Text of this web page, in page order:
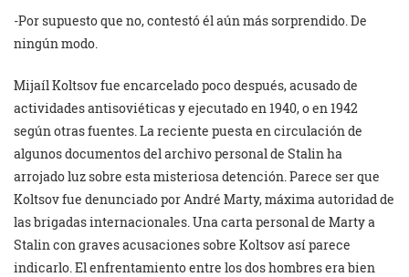
-Por supuesto que no, contestó él aún más sorprendido. De
ningún modo.
Mijaíl Koltsov fue encarcelado poco después, acusado de
actividades antisoviéticas y ejecutado en 1940, o en 1942
según otras fuentes. La reciente puesta en circulación de
algunos documentos del archivo personal de Stalin ha
arrojado luz sobre esta misteriosa detención. Parece ser que
Koltsov fue denunciado por André Marty, máxima autoridad de
las brigadas internacionales. Una carta personal de Marty a
Stalin con graves acusaciones sobre Koltsov así parece
indicarlo. El enfrentamiento entre los dos hombres era bien